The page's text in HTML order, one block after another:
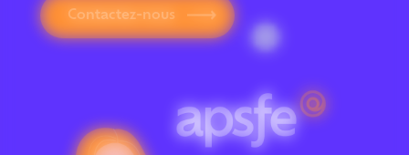
Contactez-nous